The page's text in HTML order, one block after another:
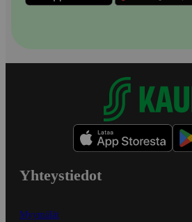
Yhteystiedot
Myymälät